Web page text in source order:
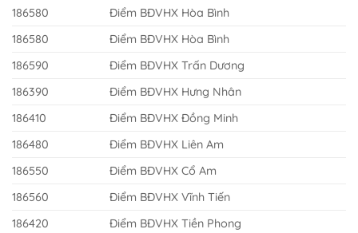
186580
Điểm BĐVHX Hòa Bình
186580
Điểm BĐVHX Hòa Bình
186590
Điểm BĐVHX Trấn Dương
186390
Điểm BĐVHX Hưng Nhân
186410
Điểm BĐVHX Đồng Minh
186480
Điểm BĐVHX Liên Am
186550
Điểm BĐVHX Cổ Am
186560
Điểm BĐVHX Vĩnh Tiến
186420
Điểm BĐVHX Tiền Phong